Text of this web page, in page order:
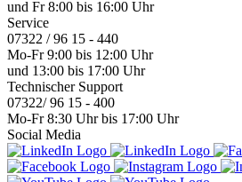
und Fr 8:00 bis 16:00 Uhr
Service
07322 / 96 15 - 440
Mo-Fr 9:00 bis 12:00 Uhr
und 13:00 bis 17:00 Uhr
Technischer Support
07322/ 96 15 - 400
Mo-Fr 8:30 Uhr bis 17:00 Uhr
Social Media